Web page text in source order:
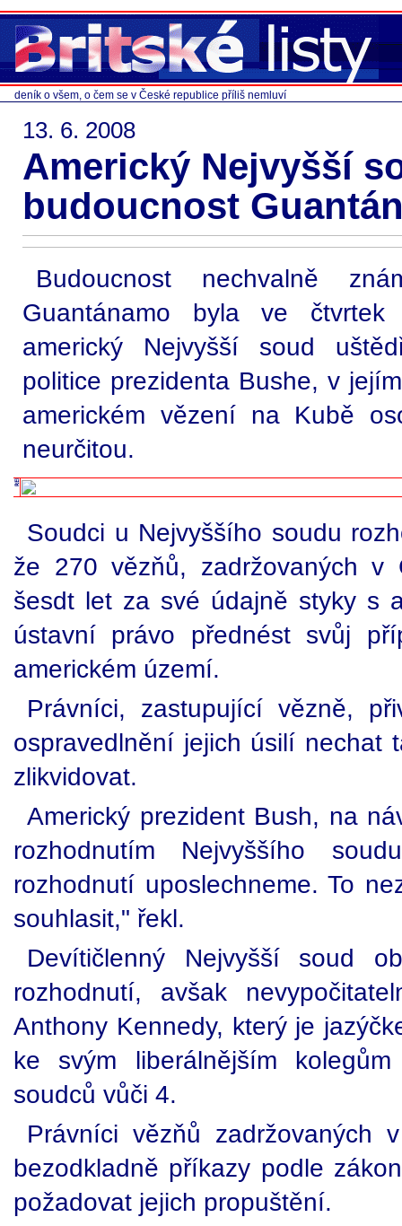
deník o všem, o čem se v České republice příliš nemluví
13. 6. 2008
Americký Nejvyšší
budoucnost
Budoucnost nechvalně
Guantánamo byla ve
americký Nejvyšší soud
politice prezidenta Bushe, v
americkém vězení na Kubě
neurčitou.
Soudci u Nejvyššího soudu
že 270 vězňů, zadržovaných v
šesdt let za své údajně styky s
ústavní právo přednést svůj
americkém území.
Právníci, zastupující vězně,
ospravedlnění jejich úsilí nechat
zlikvidovat.
Americký prezident Bush, na
rozhodnutím Nejvyššího
rozhodnutí uposlechneme. To
souhlasit," řekl.
Devítičlenný Nejvyšší soud
rozhodnutí, avšak
Anthony Kennedy, který je
ke svým liberálnějším
soudců vůči 4.
Právníci vězňů zadržovaných
bezodkladně příkazy podle
požadovat jejich propuštění.